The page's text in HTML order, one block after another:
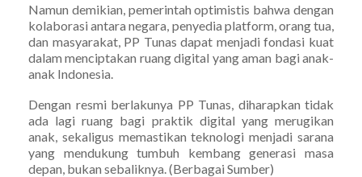
Namun demikian, pemerintah optimistis bahwa dengan
kolaborasi antara negara, penyedia platform, orang tua,
dan masyarakat, PP Tunas dapat menjadi fondasi kuat
dalam menciptakan ruang digital yang aman bagi anak-
anak Indonesia.
Dengan resmi berlakunya PP Tunas, diharapkan tidak
ada lagi ruang bagi praktik digital yang merugikan
anak, sekaligus memastikan teknologi menjadi sarana
yang mendukung tumbuh kembang generasi masa
depan, bukan sebaliknya. (Berbagai Sumber)